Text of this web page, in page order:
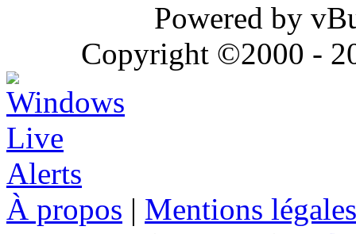
Powered by
Copyright ©2000 -
À propos | Mentions légales